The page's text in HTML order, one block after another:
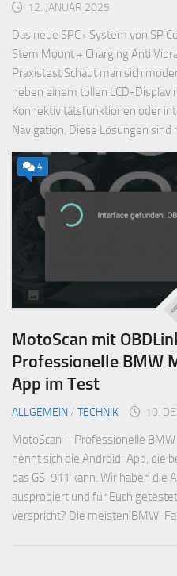
12. JANUAR 2025
Das neue SPC+ System von SP
Stem Mount + Charging Anti
Praxistest Schaut man sich
neben einem tollen LCD-Display
Konnektivitätsfunktionen oder
Navigation. Diese Lösungen
4
MotoScan mit
Professionelle BMW
App im Test
ALLGEMEIN/ TECHNIK 10.
MotoScan – Professionelle
nennt sich die Android-App, die
das GS-911 kann. Wir haben die
ausprobiert und für Euch
verspricht? Die meisten BMW-